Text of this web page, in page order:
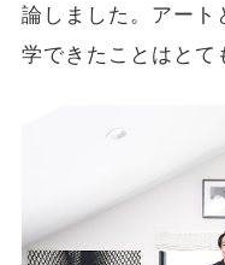
論しました。アート
学できたことはとて